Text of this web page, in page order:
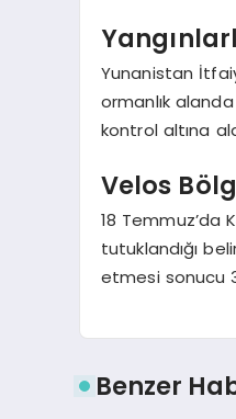
Yunanistan
ormanlık
kontrol altına
Velos
18 Temmuz’da
tutuklandığı
etmesi sonucu
Benzer